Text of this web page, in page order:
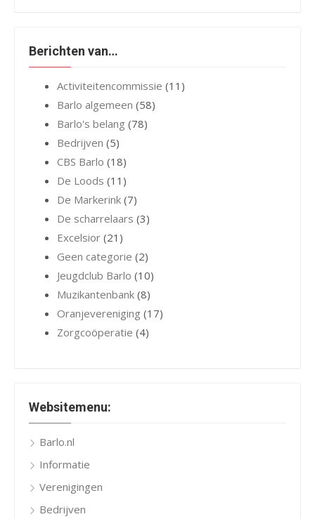
Berichten van…
Activiteitencommissie (11)
Barlo algemeen (58)
Barlo's belang (78)
Bedrijven (5)
CBS Barlo (18)
De Loods (11)
De Markerink (7)
De scharrelaars (3)
Excelsior (21)
Geen categorie (2)
Jeugdclub Barlo (10)
Muzikantenbank (8)
Oranjevereniging (17)
Zorgcoöperatie (4)
Websitemenu:
Barlo.nl
Informatie
Verenigingen
Bedrijven